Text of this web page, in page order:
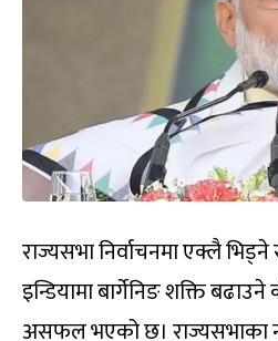
राज्यसभा निर्वाचनमा एक्लै भिड्ने
इन्डियामा बार्गेनिङ शक्ति
असफल भएको छ। राज्यसभाका